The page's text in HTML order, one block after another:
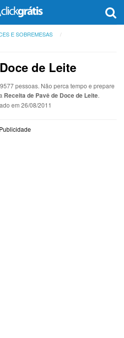
E SOBREMESAS
de Leite
pessoas. Não perca tempo e prepare
Receita de Pavê de Doce de Leite.
em 26/08/2011
Publicidade